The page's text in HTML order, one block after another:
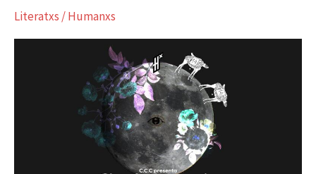
Literatxs /Humanxs
Circularis
Somnia